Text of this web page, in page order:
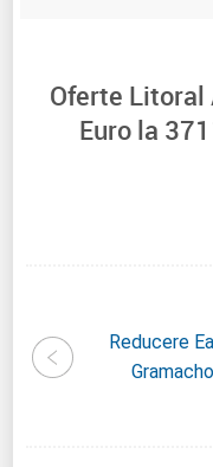
Oferte Litoral
Euro la
Reducere